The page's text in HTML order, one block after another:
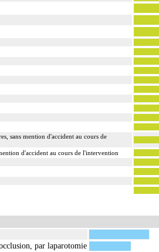
sans mention d'accident au cours de
d'accident au cours de l'intervention
par laparotomie